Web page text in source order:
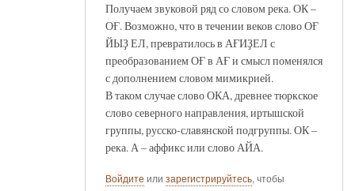
Получаем звуковой ряд со словом река. ОК –
ОҒ. Возможно, что в течении веков слово ОҒ
ЙЫҘ ЕЛ, превратилось в АҒИҘЕЛ с
преобразованием ОҒ в АҒ и смысл поменялся
с дополнением словом мимикрией.
В таком случае слово ОКА, древнее тюркское
слово северного направления, иртышской
группы, русско-славянской подгруппы. ОК –
река. А – аффикс или слово АЙА.
Войдите или зарегистрируйтесь, чтобы